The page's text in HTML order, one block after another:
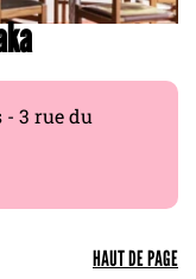
- 3 rue du
HAUT DE PAGE